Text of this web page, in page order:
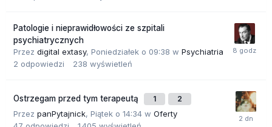
Patologie i nieprawidłowości ze szpitali
psychiatrycznych
Przez digital extasy, Poniedziałek o 09:38 w Psychiatria
2 odpowiedzi 238 wyświetleń
Ostrzegam przed tym terapeutą 1 2
Przez panPytajnick, Piątek o 14:34 w Oferty